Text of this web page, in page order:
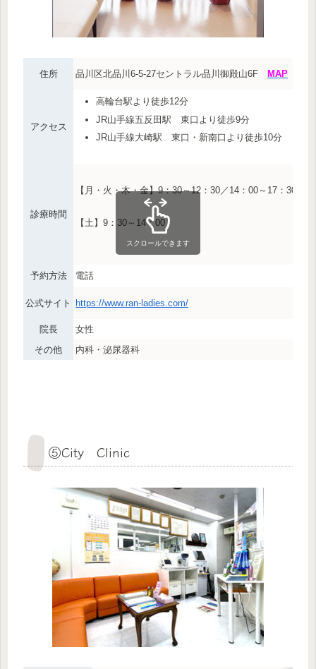
住所 品川区北品川6-5-27セントラル品川御殿山6F MAP
アクセス
高輪台駅より徒歩12分
JR山手線五反田駅 東口より徒歩9分
JR山手線大崎駅 東口・新南口より徒歩10分
診療時間
【月・火・木・金】9：30～12：30／14：00～17：30
【土】9：30～14：00
予約方法 電話
公式サイト https://www.ran-ladies.com/
院長
女性
その他
内科・泌尿器科
スクロールできます
⑤City Clinic